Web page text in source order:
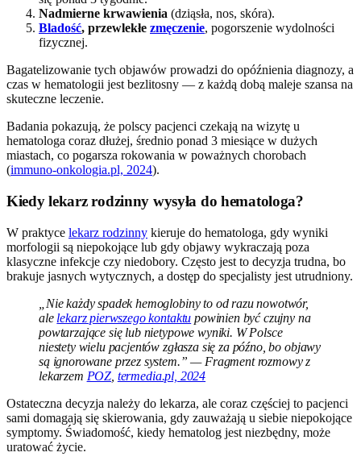
Nadmierne krwawienia (dziąsła, nos, skóra).
Bladość, przewlekłe zmęczenie, pogorszenie wydolności
fizycznej.
Bagatelizowanie tych objawów prowadzi do opóźnienia diagnozy, a
czas w hematologii jest bezlitosny — z każdą dobą maleje szansa na
skuteczne leczenie.
Badania pokazują, że polscy pacjenci czekają na wizytę u
hematologa coraz dłużej, średnio ponad 3 miesiące w dużych
miastach, co pogarsza rokowania w poważnych chorobach
(immuno-onkologia.pl, 2024).
Kiedy lekarz rodzinny wysyła do hematologa?
W praktyce lekarz rodzinny kieruje do hematologa, gdy wyniki
morfologii są niepokojące lub gdy objawy wykraczają poza
klasyczne infekcje czy niedobory. Często jest to decyzja trudna, bo
brakuje jasnych wytycznych, a dostęp do specjalisty jest utrudniony.
„Nie każdy spadek hemoglobiny to od razu nowotwór,
ale lekarz pierwszego kontaktu powinien być czujny na
powtarzające się lub nietypowe wyniki. W Polsce
niestety wielu pacjentów zgłasza się za późno, bo objawy
są ignorowane przez system.” — Fragment rozmowy z
lekarzem POZ termedia.pl, 2024
Ostateczna decyzja należy do lekarza, ale coraz częściej to pacjenci
sami domagają się skierowania, gdy zauważają u siebie niepokojące
symptomy. Świadomość, kiedy hematolog jest niezbędny, może
uratować życie.